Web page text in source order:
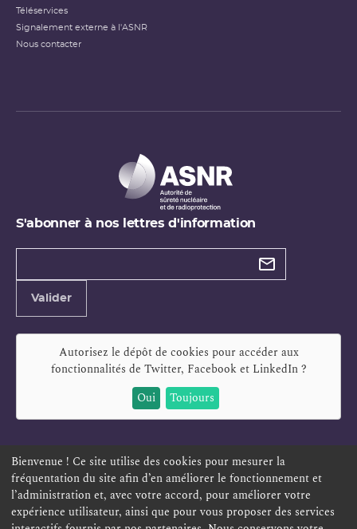
Téléservices
Signalement externe à l'ASNR
Nous contacter
S'abonner à nos lettres d'information
Types de
Valider
Autorisez le dépôt de cookies pour accéder aux
fonctionnalités de Twitter, Facebook et LinkedIn?
Oui
Toujours
ESPACE PERSONNEL OFFRES D'EMPLOI SIGNALEMENT
TÉLÉSERVICES PLAN DU SITE
ACCESSIBILITÉ POLITIQUE DE CONFIDENTIALITÉ
Bienvenue ! Ce site utilise des cookies pour mesurer la
fréquentation du site afin d’en améliorer le fonctionnement et
l’administration et, avec votre accord, pour améliorer votre
expérience utilisateur, ainsi que pour vous proposer des services